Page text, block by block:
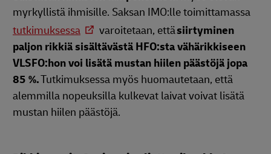
myrkyllistä ihmisille. Saksan IMO:lle toimittamassa
tutkimuksessa
varoitetaan, ettäsiirtyminen
paljon rikkiä sisältävästä HFO:sta vähärikkiseen
VLSFO:hon voi lisätä mustan hiilen päästöjä jopa
85 %.Tutkimuksessa myös huomautetaan, että
alemmilla nopeuksilla kulkevat laivat voivat lisätä
mustan hiilen päästöjä.